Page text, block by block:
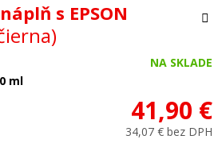
s EPSON
NA SKLADE
ml
41,90 €
34,07 € bez DPH